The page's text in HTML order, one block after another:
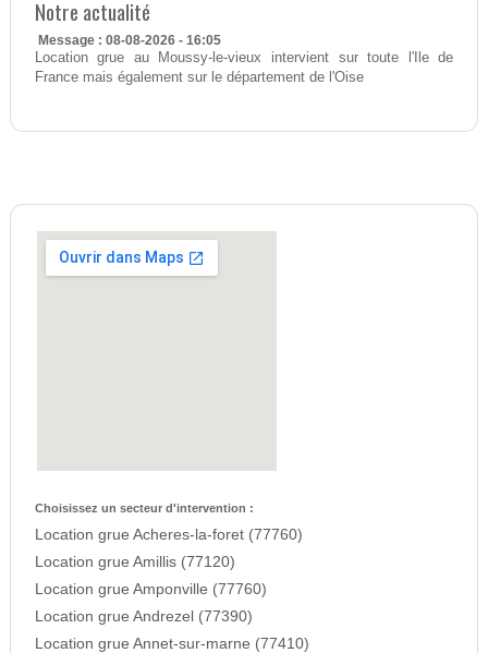
Notre actualité
Message : 08-08-2026 - 16:05
Location grue au Moussy-le-vieux intervient sur toute l'Ile de
France mais également sur le département de l'Oise
Choisissez un secteur d'intervention :
Location grue Acheres-la-foret (77760)
Location grue Amillis (77120)
Location grue Amponville (77760)
Location grue Andrezel (77390)
Location grue Annet-sur-marne (77410)